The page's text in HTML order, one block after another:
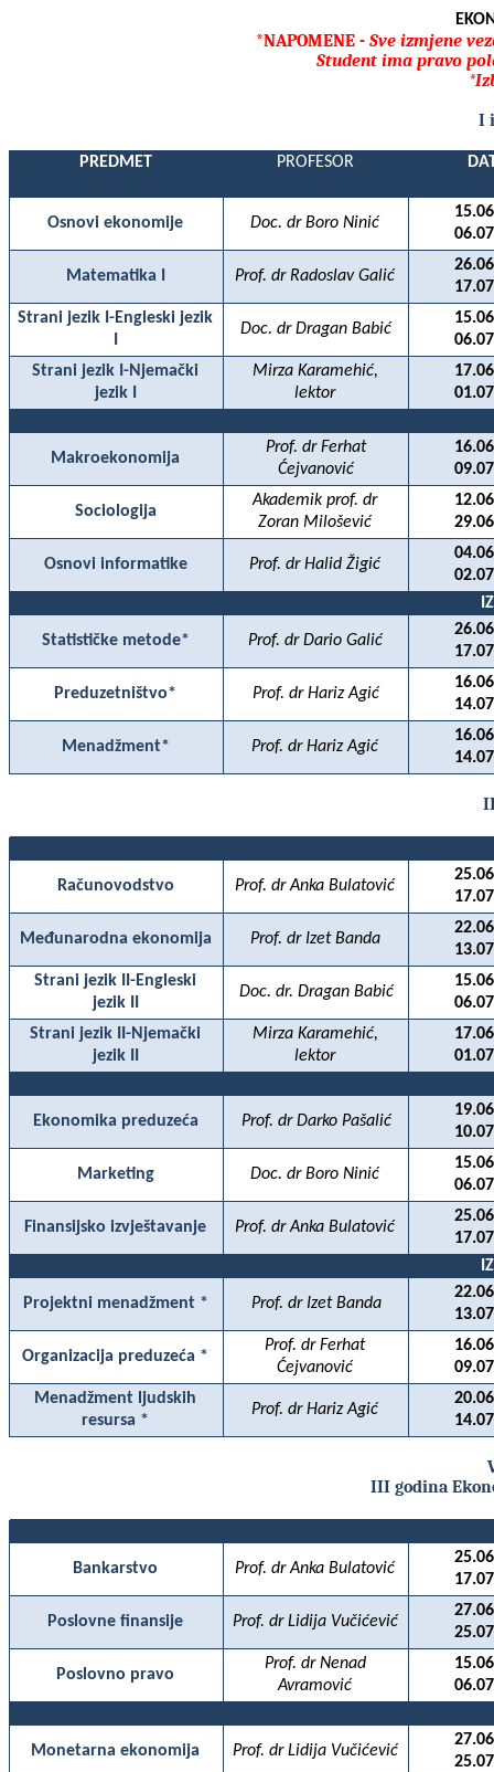
*NAPOMENE - Sve izmjene
Student ima pravo
I
PREDMET PROFESOR
Osnovi ekonomije Doc. dr Boro Ninić
Matematika I Prof. dr Radoslav Galić
Strani jezik I-Engleski jezik
Doc. dr Dragan Babić
Strani jezik I-Njemački
jezik I
Mirza Karamehić,
lektor
Makroekonomija
Prof. dr Ferhat
Ćejvanović
Sociologija
Akademik prof. dr
Zoran Milošević
Osnovi informatike Prof. dr Halid Žigić
Statističke metode* Prof. dr Dario Galić
Preduzetništvo* Prof. dr Hariz Agić
Menadžment* Prof. dr Hariz Agić
Računovodstvo Prof. dr Anka Bulatović
Međunarodna ekonomija Prof. dr Izet Banda
Strani jezik II-Engleski
jezik II
Doc. dr. Dragan Babić
Strani jezik II-Njemački
jezik II
Mirza Karamehić,
lektor
Ekonomika preduzeća Prof. dr Darko Pašalić
Marketing Doc. dr Boro Ninić
Finansijsko izvještavanje Prof. dr Anka Bulatović
Projektni menadžment * Prof. dr Izet Banda
Organizacija preduzeća *
Prof. dr Ferhat
Ćejvanović
Menadžment ljudskih
resursa *
Prof. dr Hariz Agić
III godina
Bankarstvo Prof. dr Anka Bulatović
Poslovne finansije Prof. dr Lidija Vučićević
Poslovno pravo
Prof. dr Nenad
Avramović
Monetarna ekonomija Prof. dr Lidija Vučićević